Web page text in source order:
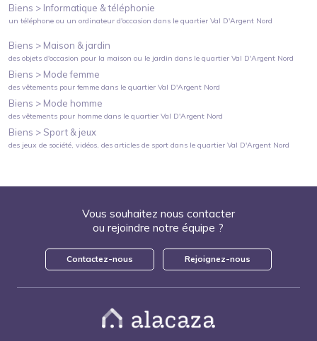
Biens > Informatique & téléphonie
un téléphone ou un ordinateur d'occasion dans le quartierVal D'Argent Nord
Biens > Maison & jardin
des objets d'occasion pour la maison ou le jardin dans le quartierVal D'Argent Nord
Biens > Mode femme
des vêtements pour femme dans le quartierVal D'Argent Nord
Biens > Mode homme
des vêtements pour homme dans le quartierVal D'Argent Nord
Biens > Sport & jeux
des jeux de société, vidéos, des articles de sport dans le quartierVal D'Argent Nord
Vous souhaitez nous contacter
ou rejoindre notre équipe ?
Contactez-nous Rejoignez-nous